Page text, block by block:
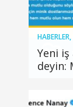
HABERLER,
Yeni iş
deyin: